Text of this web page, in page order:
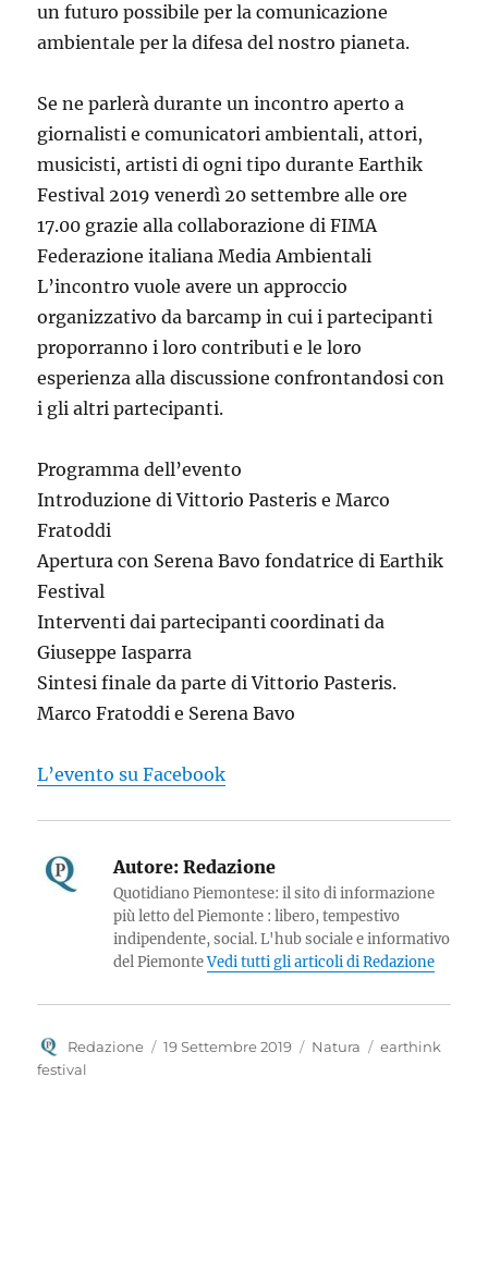
un futuro possibile per la comunicazione
ambientale per la difesa del nostro pianeta.
Se ne parlerà durante un incontro aperto a
giornalisti e comunicatori ambientali, attori,
musicisti, artisti di ogni tipo durante Earthik
Festival 2019 venerdì 20 settembre alle ore
17.00 grazie alla collaborazione di FIMA
Federazione italiana Media Ambientali
L’incontro vuole avere un approccio
organizzativo da barcamp in cui i partecipanti
proporranno i loro contributi e le loro
esperienza alla discussione confrontandosi con
i gli altri partecipanti.
Programma dell’evento
Introduzione di Vittorio Pasteris e Marco
Fratoddi
Apertura con Serena Bavo fondatrice di Earthik
Festival
Interventi dai partecipanti coordinati da
Giuseppe Iasparra
Sintesi finale da parte di Vittorio Pasteris.
Marco Fratoddi e Serena Bavo
L’evento su Facebook
Autore: Redazione
Quotidiano Piemontese: il sito di informazione
più letto del Piemonte : libero, tempestivo
indipendente, social. L'hub sociale e informativo
del PiemonteVedi tutti gli articoli di Redazione
Autore
Redazione
Pubblicato
19 Settembre 2019 Categorie
Natura Tag
earthink
festival